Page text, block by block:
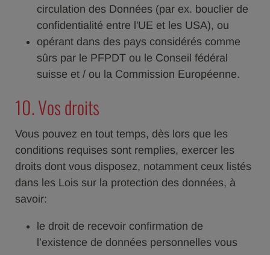
circulation des Données (par ex. bouclier de
confidentialité entre l'UE et les USA), ou
opérant dans des pays considérés comme
sûrs par le PFPDT ou le Conseil fédéral
suisse et / ou la Commission Européenne.
10. Vos droits
Vous pouvez en tout temps, dès lors que les
conditions requises sont remplies, exercer les
droits dont vous disposez, notamment ceux listés
dans les Lois sur la protection des données, à
savoir:
le droit de recevoir confirmation de
l’existence de données personnelles vous